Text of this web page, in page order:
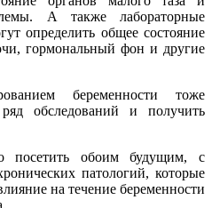
А также лабораторные
определить общее состояние
гормональный фон и другие
беременности тоже
обследований и получить
посетить обоим будущим, с
патологий, которые
на течение беременности